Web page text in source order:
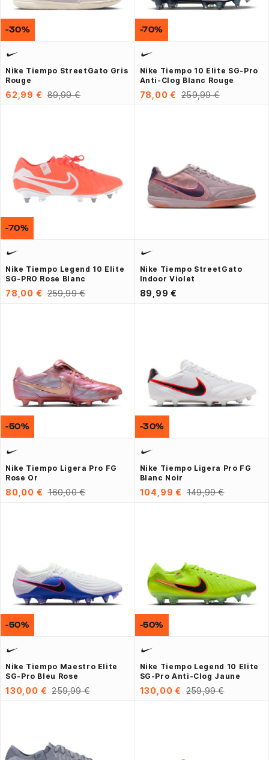
Nike Tiempo StreetGato Gris
Rouge
62,99 € 89,99 €
-30%
Nike Tiempo 10 Elite SG-Pro
Anti-Clog Blanc Rouge
78,00 € 259,99 €
-70%
Nike Tiempo Legend 10 Elite
SG-PRO Rose Blanc
78,00 € 259,99 €
-70%
Nike Tiempo StreetGato
Indoor Violet
89,99 €
Nike Tiempo Ligera Pro FG
Rose Or
80,00 € 160,00 €
-50%
Nike Tiempo Ligera Pro FG
Blanc Noir
104,99 € 149,99 €
-30%
Nike Tiempo Maestro Elite
SG-Pro Bleu Rose
130,00 € 259,99 €
-50%
Nike Tiempo Legend 10 Elite
SG-Pro Anti-Clog Jaune
130,00 € 259,99 €
-50%